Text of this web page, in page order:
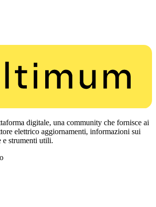
digitale, una community che fornisce ai
elettrico aggiornamenti, informazioni sui
e strumenti utili.